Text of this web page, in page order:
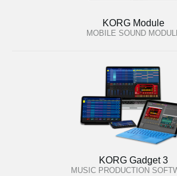
KORG Module
MOBILE SOUND
KORG Gadget 3
MUSIC PRODUCTION